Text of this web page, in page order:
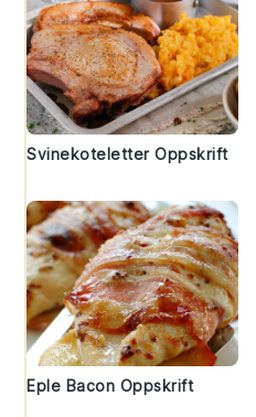
Svinekoteletter Oppskrift
Eple Bacon Oppskrift